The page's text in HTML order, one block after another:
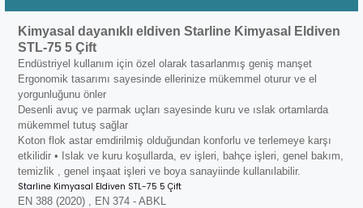
Kimyasal dayanıklı eldiven Starline Kimyasal Eldiven
STL-75 5 Çift
Endüstriyel kullanım için özel olarak tasarlanmış geniş manşet
Ergonomik tasarımı sayesinde ellerinize mükemmel oturur ve el
yorgunluğunu önler
Desenli avuç ve parmak uçları sayesinde kuru ve ıslak ortamlarda
mükemmel tutuş sağlar
Koton flok astar emdirilmiş olduğundan konforlu ve terlemeye karşı
etkilidir • Islak ve kuru koşullarda, ev işleri, bahçe işleri, genel bakım,
temizlik , genel inşaat işleri ve boya sanayiinde kullanılabilir.
Starline Kimyasal Eldiven STL-75 5 Çift
EN 388 (2020) , EN 374 - ABKL